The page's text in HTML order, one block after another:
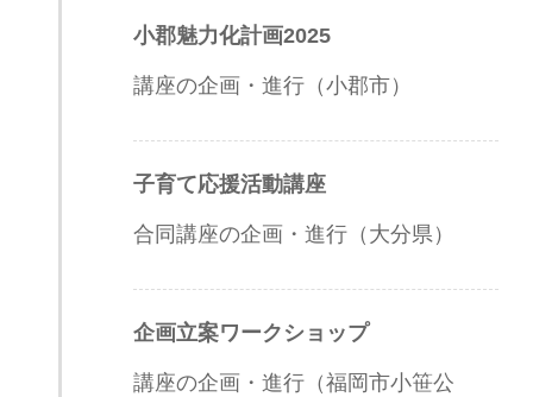
小郡魅力化計画2025
講座の企画・進行（小郡市）
子育て応援活動講座
合同講座の企画・進行（大分県）
企画立案ワークショップ
講座の企画・進行（福岡市小笹公